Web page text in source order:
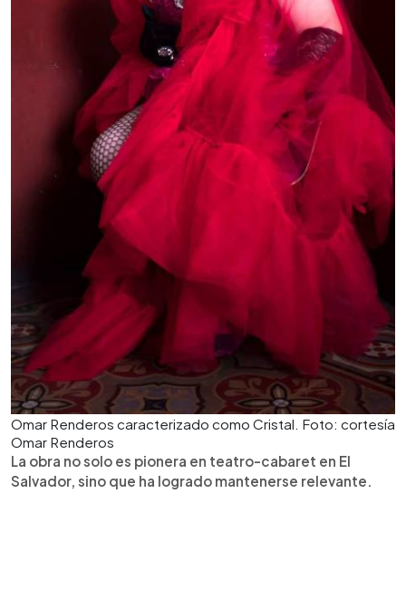
Omar Renderos caracterizado como Cristal. Foto: cortesía
Omar Renderos
La obra no solo es pionera en teatro-cabaret en El
Salvador, sino que ha logrado mantenerse relevante.